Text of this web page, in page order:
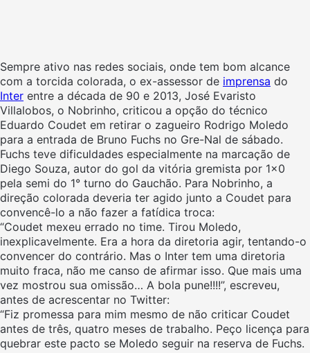
Sempre ativo nas redes sociais, onde tem bom alcance
com a torcida colorada, o ex-assessor de imprensa do
Inter entre a década de 90 e 2013, José Evaristo
Villalobos, o Nobrinho, criticou a opção do técnico
Eduardo Coudet em retirar o zagueiro Rodrigo Moledo
para a entrada de Bruno Fuchs no Gre-Nal de sábado.
Fuchs teve dificuldades especialmente na marcação de
Diego Souza, autor do gol da vitória gremista por 1×0
pela semi do 1° turno do Gauchão. Para Nobrinho, a
direção colorada deveria ter agido junto a Coudet para
convencê-lo a não fazer a fatídica troca:
“Coudet mexeu errado no time. Tirou Moledo,
inexplicavelmente. Era a hora da diretoria agir, tentando-o
convencer do contrário. Mas o Inter tem uma diretoria
muito fraca, não me canso de afirmar isso. Que mais uma
vez mostrou sua omissão… A bola pune!!!!”, escreveu,
antes de acrescentar no Twitter:
“Fiz promessa para mim mesmo de não criticar Coudet
antes de três, quatro meses de trabalho. Peço licença para
quebrar este pacto se Moledo seguir na reserva de Fuchs.